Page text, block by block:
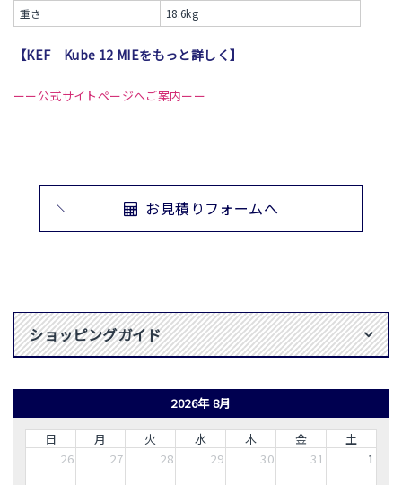
重さ
18.6kg
【KEF Kube 12 MIEをもっと詳しく】
ーー公式サイトページへご案内ーー
お見積りフォームへ
ショッピングガイド
2026年 8月
日 月 火 水 木 金
土
26
27 28 29 30 31
1